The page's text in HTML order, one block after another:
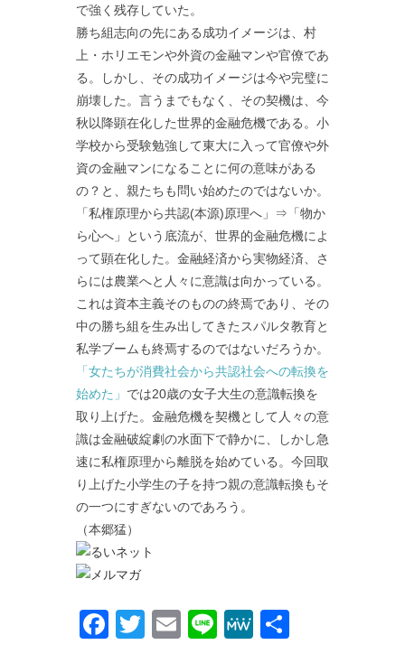
で強く残存していた。
勝ち組志向の先にある成功イメージは、村
上・ホリエモンや外資の金融マンや官僚であ
る。しかし、その成功イメージは今や完璧に
崩壊した。言うまでもなく、その契機は、今
秋以降顕在化した世界的金融危機である。小
学校から受験勉強して東大に入って官僚や外
資の金融マンになることに何の意味がある
の？と、親たちも問い始めたのではないか。
「私権原理から共認(本源)原理へ」⇒「物か
ら心へ」という底流が、世界的金融危機によ
って顕在化した。金融経済から実物経済、さ
らには農業へと人々に意識は向かっている。
これは資本主義そのものの終焉であり、その
中の勝ち組を生み出してきたスパルタ教育と
私学ブームも終焉するのではないだろうか。
「女たちが消費社会から共認社会への転換を
始めた」 では20歳の女子大生の意識転換を
取り上げた。金融危機を契機として人々の意
識は金融破綻劇の水面下で静かに、しかし急
速に私権原理から離脱を始めている。今回取
り上げた小学生の子を持つ親の意識転換もそ
の一つにすぎないのであろう。
（本郷猛）
Facebook
Twitter
EmailLineMeWe